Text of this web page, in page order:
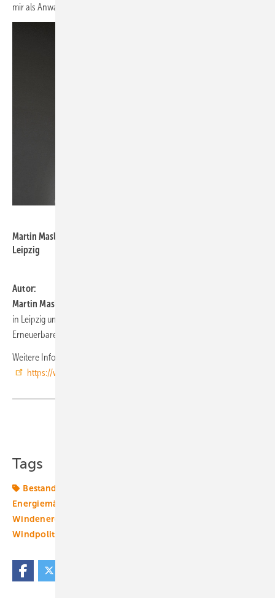
mir als Anwalt in der täglichen Praxis grundsätzliche Sorge bereitet.
Martin Maslaton leitet die MASLATON Rechtsanwaltsgesellschaft in
Leipzig
Autor:
Martin Maslaton,
in Leipzig und lehrt als Professor für Umweltrecht das Recht der
Erneuerbaren Energien an der TU Chemnitz
Weitere Informationen:
https://www.maslaton.de/
Tags
Bestandsanlage
Energiemärkte weltweit
Windenergie
Windpolitik